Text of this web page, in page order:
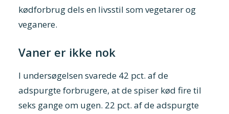
kødforbrug dels en livsstil som vegetarer og
veganere.
Vaner er ikke nok
I undersøgelsen svarede 42 pct. af de
adspurgte forbrugere, at de spiser kød fire til
seks gange om ugen. 22 pct. af de adspurgte